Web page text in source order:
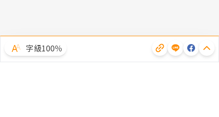
字級100％